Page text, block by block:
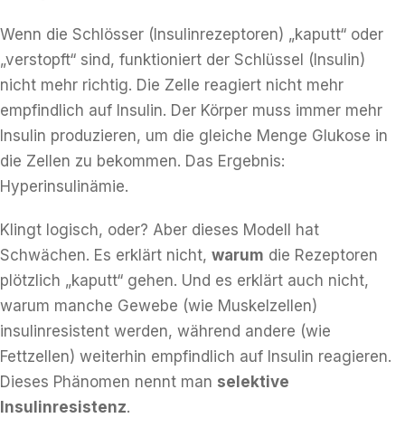
Wenn die Schlösser (Insulinrezeptoren) „kaputt“ oder
„verstopft“ sind, funktioniert der Schlüssel (Insulin)
nicht mehr richtig. Die Zelle reagiert nicht mehr
empfindlich auf Insulin. Der Körper muss immer mehr
Insulin produzieren, um die gleiche Menge Glukose in
die Zellen zu bekommen. Das Ergebnis:
Hyperinsulinämie.
Klingt logisch, oder? Aber dieses Modell hat
Schwächen. Es erklärt nicht, warum die Rezeptoren
plötzlich „kaputt“ gehen. Und es erklärt auch nicht,
warum manche Gewebe (wie Muskelzellen)
insulinresistent werden, während andere (wie
Fettzellen) weiterhin empfindlich auf Insulin reagieren.
Dieses Phänomen nennt man selektive
Insulinresistenz.